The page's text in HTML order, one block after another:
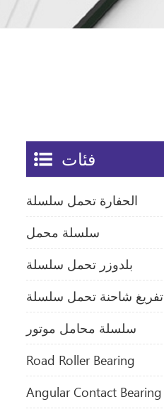
فئات
الحفارة تحمل سلسلة
سلسلة محمل
بلدوزر تحمل سلسلة
تفريغ شاحنة تحمل سلسلة
سلسلة محامل موتور
​Road Roller Bearing
Angular Contact Bearing